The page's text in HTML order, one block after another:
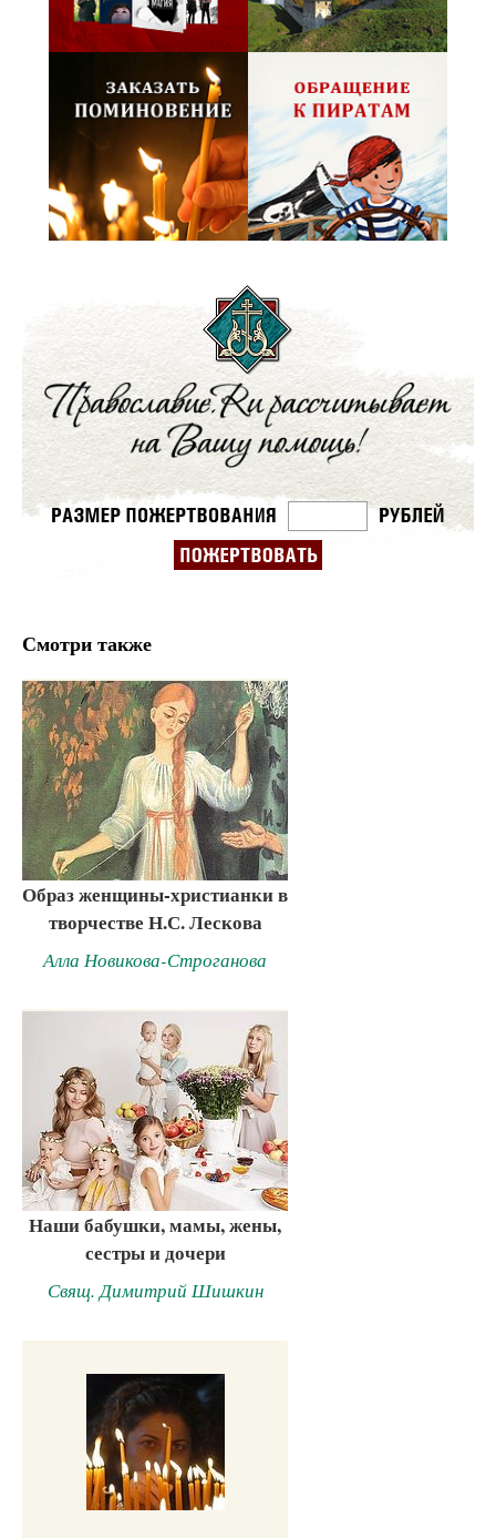
Смотри также
Образ женщины-христианки в
творчестве Н.С. Лескова
Алла Новикова-Строганова
Наши бабушки, мамы, жены,
сестры и дочери
Свящ. Димитрий Шишкин